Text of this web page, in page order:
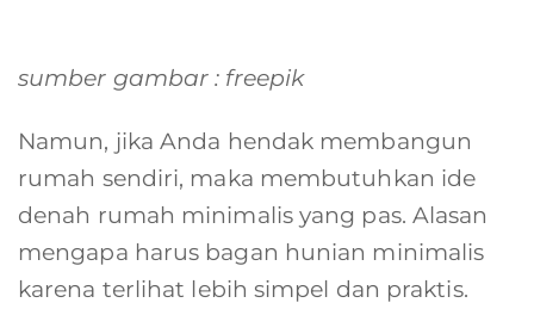
sumber gambar : freepik
Namun, jika Anda hendak membangun
rumah sendiri, maka membutuhkan ide
denah rumah minimalis yang pas. Alasan
mengapa harus bagan hunian minimalis
karena terlihat lebih simpel dan praktis.